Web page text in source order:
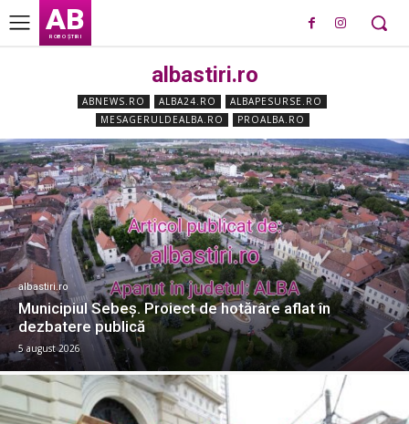
AB
ROBO ȘTIRI
albastiri.ro
ABNEWS.RO ALBA24.RO
ALBAPESURSE.RO
MESAGERULDEALBA.RO
PROALBA.RO
albastiri.ro
Municipiul Sebeș. Proiect de hotărâre aflat în
dezbatere publică
5 august 2026